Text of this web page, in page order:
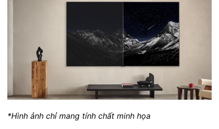
*Hình ảnh chỉ mang tính chất minh họa